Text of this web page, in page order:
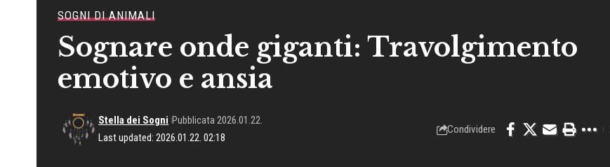
SOGNI DI ANIMALI
Sognare onde giganti: Travolgimento
emotivo e ansia
Last updated: 2026.01.22. 02:18
Stella dei Sogni Pubblicata 2026.01.22.
Condividere